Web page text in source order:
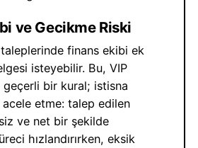
ve Gecikme Riski
finans ekibi ek
isteyebilir. Bu, VIP
geçerli bir kural; istisna
etme: talep edilen
ve net bir şekilde
hızlandırırken, eksik